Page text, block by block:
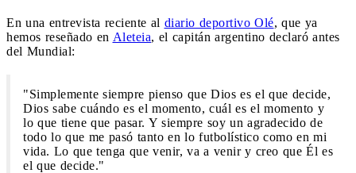
En una entrevista reciente al diario deportivo Olé, que ya
hemos reseñado en Aleteia, el capitán argentino declaró antes
del Mundial:
"Simplemente siempre pienso que Dios es el que decide,
Dios sabe cuándo es el momento, cuál es el momento y
lo que tiene que pasar. Y siempre soy un agradecido de
todo lo que me pasó tanto en lo futbolístico como en mi
vida. Lo que tenga que venir, va a venir y creo que Él es
el que decide."